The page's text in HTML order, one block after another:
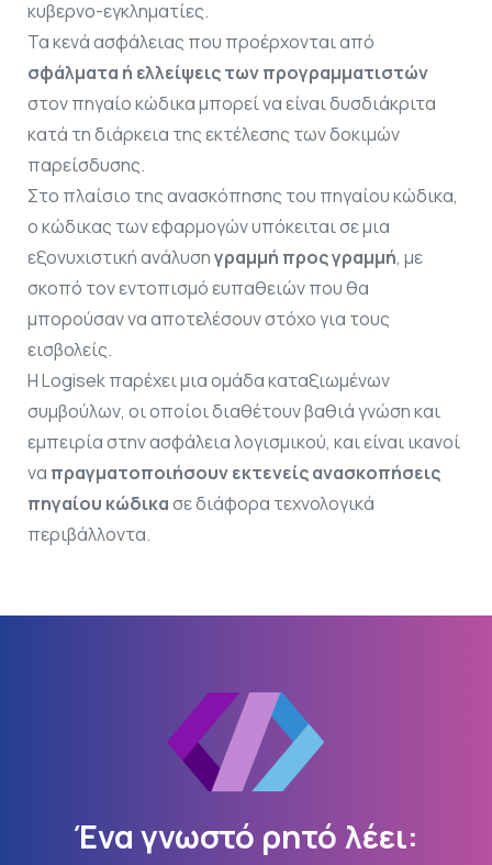
κυβερνο-εγκληματίες.
Τα κενά ασφάλειας που προέρχονται από
σφάλματα ή ελλείψεις των προγραμματιστών
στον πηγαίο κώδικα μπορεί να είναι δυσδιάκριτα
κατά τη διάρκεια της εκτέλεσης των δοκιμών
παρείσδυσης.
Στο πλαίσιο της ανασκόπησης του πηγαίου κώδικα,
ο κώδικας των εφαρμογών υπόκειται σε μια
εξονυχιστική ανάλυσηγραμμή προς γραμμή, με
σκοπό τον εντοπισμό ευπαθειών που θα
μπορούσαν να αποτελέσουν στόχο για τους
εισβολείς.
Η Logisek παρέχει μια ομάδα καταξιωμένων
συμβούλων, οι οποίοι διαθέτουν βαθιά γνώση και
εμπειρία στην ασφάλεια λογισμικού, και είναι ικανοί
να πραγματοποιήσουν εκτενείς ανασκοπήσεις
πηγαίου κώδικασε διάφορα τεχνολογικά
περιβάλλοντα.
Ένα γνωστό ρητό λέει: